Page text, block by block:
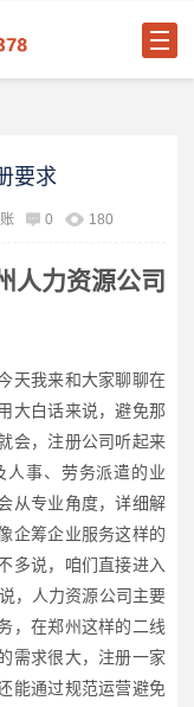
要求
0 180
人力资源公司
天我来和大家聊聊在
大白话来说，避免那
会，注册公司听起来
人事、劳务派遣的业
从专业角度，详细解
企筹企业服务这样的
多说，咱们直接进入
，人力资源公司主要
，在郑州这样的二线
需求很大，注册一家
能通过规范运营避免